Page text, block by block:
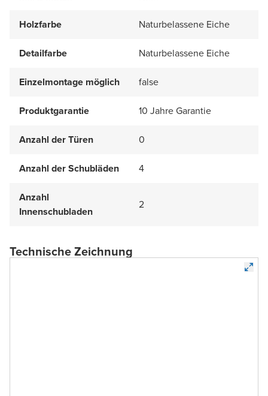
Holzfarbe Naturbelassene Eiche
Detailfarbe Naturbelassene Eiche
Einzelmontage möglich false
Produktgarantie 10 Jahre Garantie
Anzahl der Türen 0
Anzahl der Schubläden 4
Anzahl
Innenschubladen
2
Technische Zeichnung